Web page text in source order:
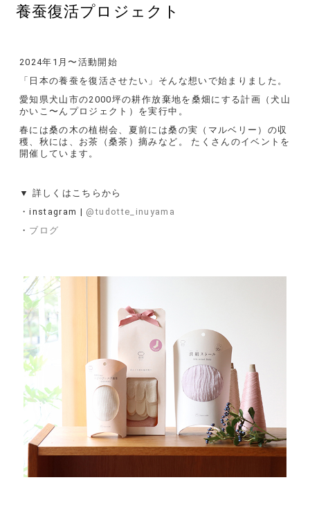
養蚕復活プロジェクト
2024年1月〜活動開始
「日本の養蚕を復活させたい」そんな想いで始まりました。
愛知県犬山市の2000坪の耕作放棄地を桑畑にする計画（犬山
かいこ〜んプロジェクト）を実行中。
春には桑の木の植樹会、夏前には桑の実（マルベリー）の収
穫、秋には、お茶（桑茶）摘みなど。 たくさんのイベントを
開催しています。
▼ 詳しくはこちらから
・instagram | @tudotte_inuyama
・ ブログ